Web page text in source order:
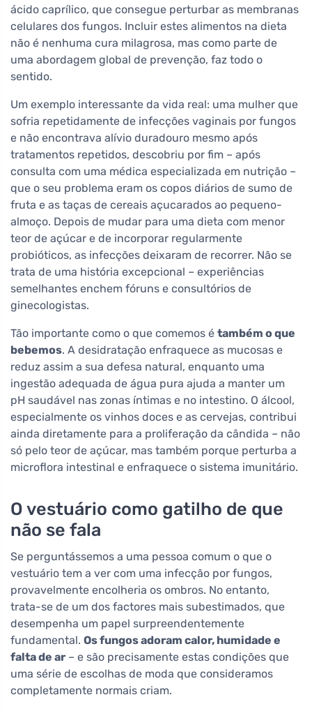
ácido caprílico, que consegue perturbar as membranas
celulares dos fungos. Incluir estes alimentos na dieta
não é nenhuma cura milagrosa, mas como parte de
uma abordagem global de prevenção, faz todo o
sentido.
Um exemplo interessante da vida real: uma mulher que
sofria repetidamente de infecções vaginais por fungos
e não encontrava alívio duradouro mesmo após
tratamentos repetidos, descobriu por fim – após
consulta com uma médica especializada em nutrição –
que o seu problema eram os copos diários de sumo de
fruta e as taças de cereais açucarados ao pequeno-
almoço. Depois de mudar para uma dieta com menor
teor de açúcar e de incorporar regularmente
probióticos, as infecções deixaram de recorrer. Não se
trata de uma história excepcional – experiências
semelhantes enchem fóruns e consultórios de
ginecologistas.
Tão importante como o que comemos é também o que
bebemos. A desidratação enfraquece as mucosas e
reduz assim a sua defesa natural, enquanto uma
ingestão adequada de água pura ajuda a manter um
pH saudável nas zonas íntimas e no intestino. O álcool,
especialmente os vinhos doces e as cervejas, contribui
ainda diretamente para a proliferação da cândida – não
só pelo teor de açúcar, mas também porque perturba a
microflora intestinal e enfraquece o sistema imunitário.
O vestuário como gatilho de que
não se fala
Se perguntássemos a uma pessoa comum o que o
vestuário tem a ver com uma infecção por fungos,
provavelmente encolheria os ombros. No entanto,
trata-se de um dos factores mais subestimados, que
desempenha um papel surpreendentemente
fundamental. Os fungos adoram calor, humidade e
falta de ar – e são precisamente estas condições que
uma série de escolhas de moda que consideramos
completamente normais criam.